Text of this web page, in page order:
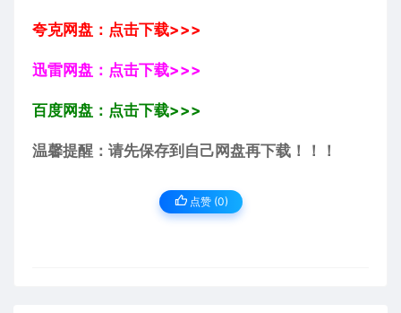
夸克网盘：点击下载>>>
迅雷网盘：点击下载>>>
百度网盘：点击下载>>>
温馨提醒：请先保存到自己网盘再下载！！！
点赞 (0)